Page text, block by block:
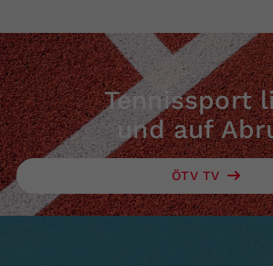
Tennissport
und auf
ÖTV TV